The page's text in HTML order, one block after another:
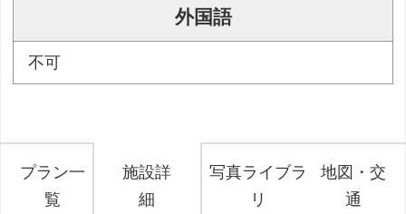
外国語
不可
プラン一
覧
施設詳
細
写真ライブラ
リ
地図・交
通